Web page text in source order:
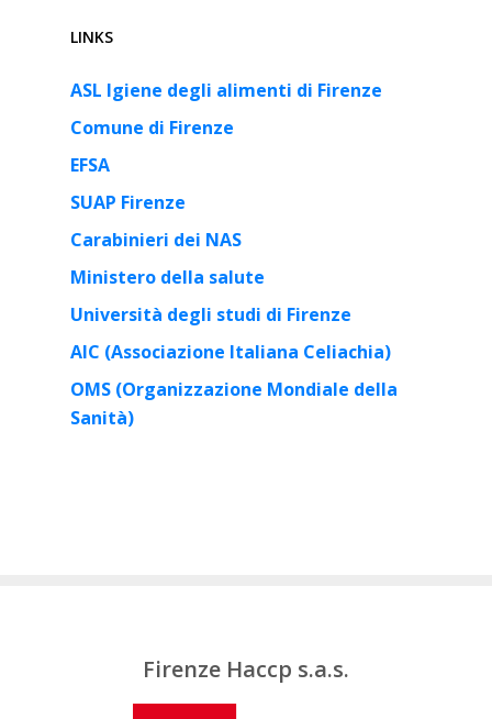
LINKS
ASL Igiene degli alimenti di Firenze
Comune di Firenze
EFSA
SUAP Firenze
Carabinieri dei NAS
Ministero della salute
Università degli studi di Firenze
AIC (Associazione Italiana Celiachia)
OMS (Organizzazione Mondiale della
Sanità)
Firenze Haccp s.a.s.